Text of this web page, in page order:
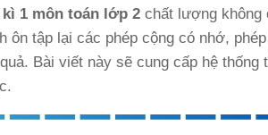
1 môn toán lớp 2 chất lượng không
ôn tập lại các phép cộng có nhớ,
Bài viết này sẽ cung cấp hệ thống